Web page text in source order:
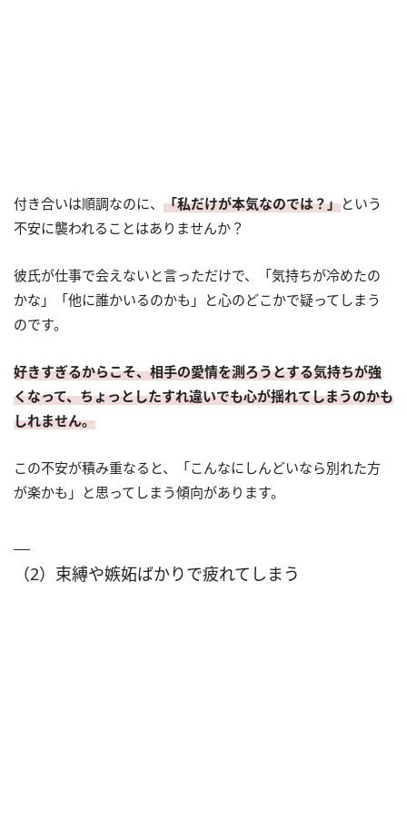
付き合いは順調なのに、 「私だけが本気なのでは？」という
不安に襲われることはありませんか？
彼氏が仕事で会えないと言っただけで、「気持ちが冷めたの
かな」「他に誰かいるのかも」と心のどこかで疑ってしまう
のです。
好きすぎるからこそ、相手の愛情を測ろうとする気持ちが強
くなって、ちょっとしたすれ違いでも心が揺れてしまうのかも
しれません。
この不安が積み重なると、「こんなにしんどいなら別れた方
が楽かも」と思ってしまう傾向があります。
（2）束縛や嫉妬ばかりで疲れてしまう